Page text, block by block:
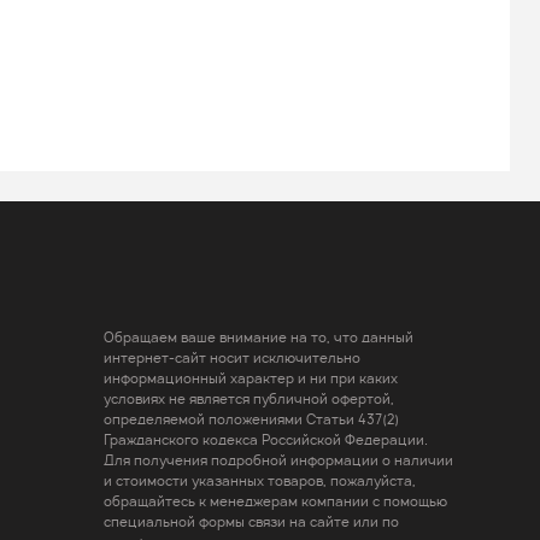
Обращаем ваше внимание на то, что данный
интернет-сайт носит исключительно
информационный характер и ни при каких
условиях не является публичной офертой,
определяемой положениями Статьи 437(2)
Гражданского кодекса Российской Федерации.
Для получения подробной информации о наличии
и стоимости указанных товаров, пожалуйста,
обращайтесь к менеджерам компании с помощью
специальной формы связи на сайте или по